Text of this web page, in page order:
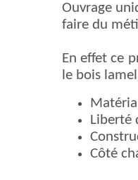
Ouvrage
faire du
En effet ce
le bois
Liberté
Côté